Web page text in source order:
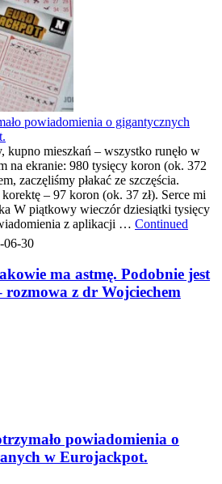
powiadomienia o gigantycznych
kupno mieszkań – wszystko runęło w
na ekranie: 980 tysięcy koron (ok. 372
zaczęliśmy płakać ze szczęścia.
– 97 koron (ok. 37 zł). Serce mi
W piątkowy wieczór dziesiątki tysięcy
z aplikacji … Continued
06-30
ma astmę. Podobnie jest
z dr Wojciechem
powiadomienia o
w Eurojackpot.